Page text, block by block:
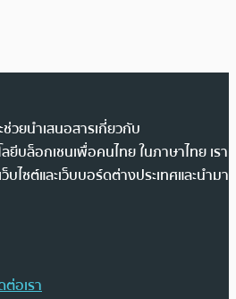
วยนำเสนอสารเกี่ยวกับ
ยีบล็อกเชนเพื่อคนไทย ในภาษาไทย เรา
ไซต์และเว็บบอร์ดต่างประเทศและนำมา
อเรา